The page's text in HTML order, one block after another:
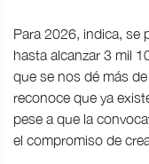
Para 2026, indica, se
hasta alcanzar 3 mil
que se nos dé más
reconoce que ya
pese a que la
el compromiso de